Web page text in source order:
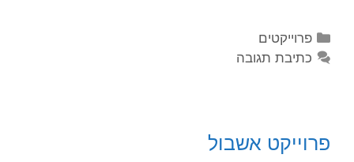
פרוייקטים
כתיבת תגובה
פרוייקט אשבול